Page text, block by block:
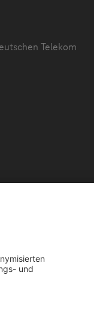
Telekom